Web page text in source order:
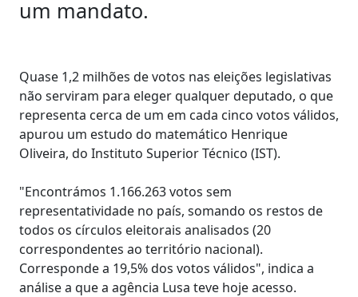
um mandato.
Quase 1,2 milhões de votos nas eleições legislativas
não serviram para eleger qualquer deputado, o que
representa cerca de um em cada cinco votos válidos,
apurou um estudo do matemático Henrique
Oliveira, do Instituto Superior Técnico (IST).
"Encontrámos 1.166.263 votos sem
representatividade no país, somando os restos de
todos os círculos eleitorais analisados (20
correspondentes ao território nacional).
Corresponde a 19,5% dos votos válidos", indica a
análise a que a agência Lusa teve hoje acesso.